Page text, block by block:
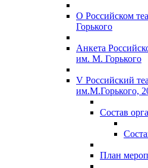
О Российском
Горького
Анкета
им. М. Горького
V Российский
им.М.Горького,
Состав
План